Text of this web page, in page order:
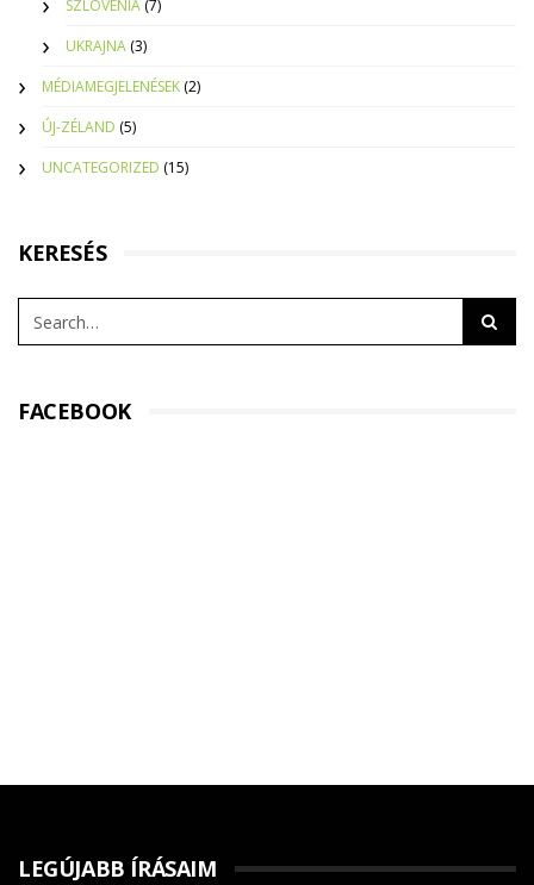
SZLOVÉNIA (7)
UKRAJNA (3)
MÉDIAMEGJELENÉSEK (2)
ÚJ-ZÉLAND (5)
UNCATEGORIZED (15)
KERESÉS
FACEBOOK
LEGÚJABB ÍRÁSAIM